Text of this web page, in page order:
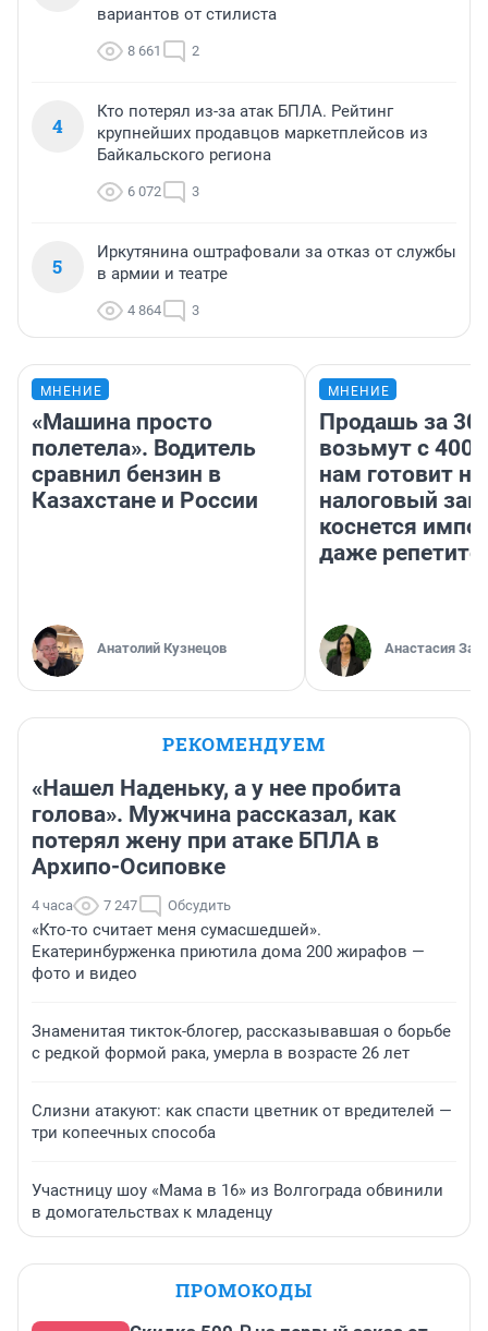
вариантов от стилиста
8 661 2
4
Кто потерял из-за атак БПЛА. Рейтинг
крупнейших продавцов маркетплейсов из
Байкальского региона
6 072 3
5
Иркутянина оштрафовали за отказ от службы
в армии и театре
4 864 3
МНЕНИЕ
«Машина просто
полетела». Водитель
сравнил бензин в
Казахстане и России
Анатолий Кузнецов
МНЕНИЕ
Продашь за
возьмут с
нам готовит
налоговый
коснется
даже
Анастасия
РЕКОМЕНДУЕМ
«Нашел Наденьку, а у нее пробита
голова». Мужчина рассказал, как
потерял жену при атаке БПЛА в
Архипо-Осиповке
4 часа 7 247 Обсудить
«Кто-то считает меня сумасшедшей».
Екатеринбурженка приютила дома 200 жирафов —
фото и видео
Знаменитая тикток-блогер, рассказывавшая о борьбе
с редкой формой рака, умерла в возрасте 26 лет
Слизни атакуют: как спасти цветник от вредителей —
три копеечных способа
Участницу шоу «Мама в 16» из Волгограда обвинили
в домогательствах к младенцу
ПРОМОКОДЫ